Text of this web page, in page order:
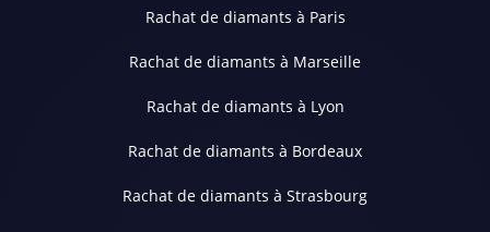
Rachat de diamants à Paris
Rachat de diamants à Marseille
Rachat de diamants à Lyon
Rachat de diamants à Bordeaux
Rachat de diamants à Strasbourg